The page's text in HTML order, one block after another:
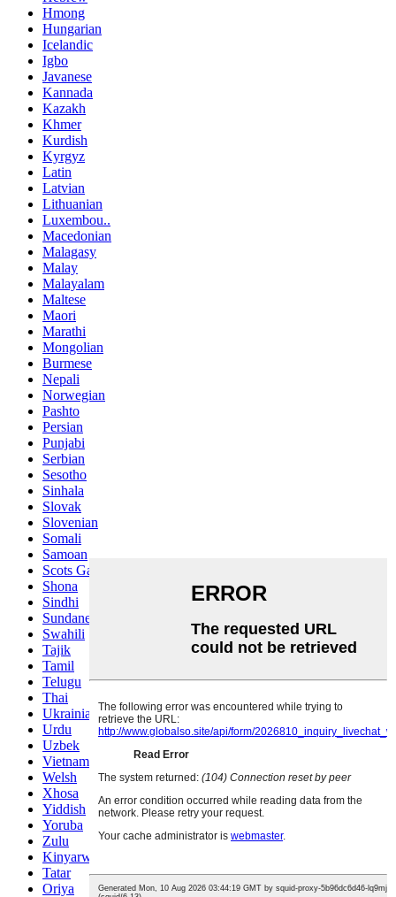
Hmong
Hungarian
Icelandic
Igbo
Javanese
Kannada
Kazakh
Khmer
Kurdish
Kyrgyz
Latin
Latvian
Lithuanian
Luxembou..
Macedonian
Malagasy
Malay
Malayalam
Maltese
Maori
Marathi
Mongolian
Burmese
Nepali
Norwegian
Pashto
Persian
Punjabi
Serbian
Sesotho
Sinhala
Slovak
Slovenian
Somali
Samoan
Scots Gaelic
Shona
Sindhi
Sundanese
Swahili
Tajik
Tamil
Telugu
Thai
Ukrainian
Urdu
Uzbek
Vietnamese
Welsh
Xhosa
Yiddish
Yoruba
Zulu
Kinyarwanda
Tatar
Oriya